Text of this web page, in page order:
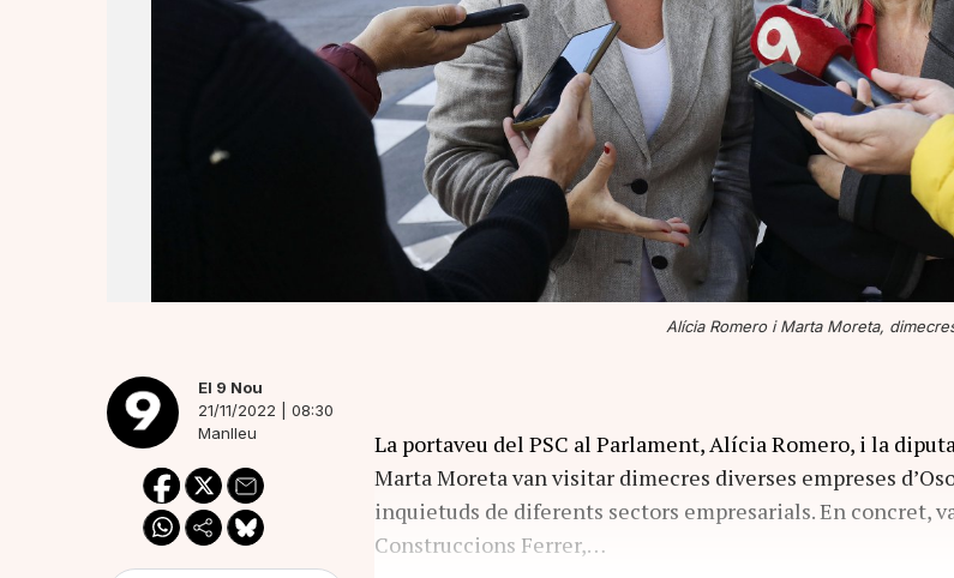
Alícia Romero i Marta Moreta,
El 9 Nou
21/11/2022 | 08:30
Manlleu
La portaveu del PSC al Parlament, Alícia Romero, i la
Marta Moreta van visitar dimecres diverses empreses
inquietuds de diferents sectors empresarials. En concret,
Construccions Ferrer,…